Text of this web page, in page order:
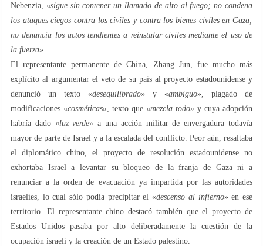
Nebenzia, «sigue sin contener un llamado de alto al fuego; no condena
los ataques ciegos contra los civiles y contra los bienes civiles en Gaza;
no denuncia los actos tendientes a reinstalar civiles mediante el uso de
la fuerza».
El representante permanente de China, Zhang Jun, fue mucho más
explícito al argumentar el veto de su pais al proyecto estadounidense y
denunció un texto «desequilibrado» y «ambiguo», plagado de
modificaciones «cosméticas», texto que «mezcla todo» y cuya adopción
habría dado «luz verde» a una acción militar de envergadura todavía
mayor de parte de Israel y a la escalada del conflicto. Peor aún, resaltaba
el diplomático chino, el proyecto de resolución estadounidense no
exhortaba Israel a levantar su bloqueo de la franja de Gaza ni a
renunciar a la orden de evacuación ya impartida por las autoridades
israelíes, lo cual sólo podía precipitar el «descenso al infierno» en ese
territorio. El representante chino destacó también que el proyecto de
Estados Unidos pasaba por alto deliberadamente la cuestión de la
ocupación israelí y la creación de un Estado palestino.